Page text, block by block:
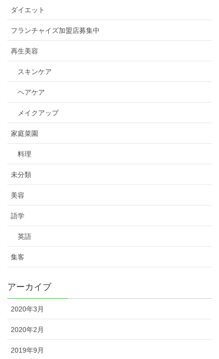
ダイエット
フランチャイズ加盟店募集中
再生美容
スキンケア
ヘアケア
メイクアップ
家庭菜園
料理
未分類
美容
語学
英語
集客
アーカイブ
2020年3月
2020年2月
2019年9月